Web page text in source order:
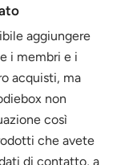
aggiungere
i membri e i
acquisti, ma
non
così
che avete
di contatto, a